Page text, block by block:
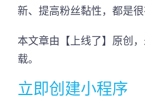
新、提高粉丝黏性，都是很
本文章由【上线了】原创
载。
立即创建小程序